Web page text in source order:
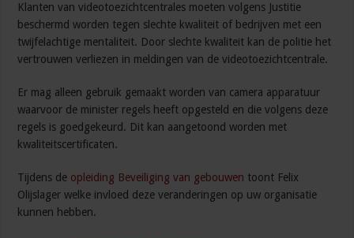
Klanten van videotoezichtcentrales moeten volgens Justitie
beschermd worden tegen slechte kwaliteit of bedrijven met een
twijfelachtige mentaliteit. Door slechte kwaliteit kan de politie het
vertrouwen verliezen in meldingen van de videotoezichtcentrale.
Er mag alleen gebruik gemaakt worden van camera apparatuur
waarvoor de minister regels heeft opgesteld en die volgens deze
regels is goedgekeurd. Dit kan aangetoond worden met
kwaliteitscertificaten.
Tijdens de opleiding Beveiliging van gebouwen toont Felix
Olijslager welke invloed deze veranderingen op uw organisatie
kunnen hebben.